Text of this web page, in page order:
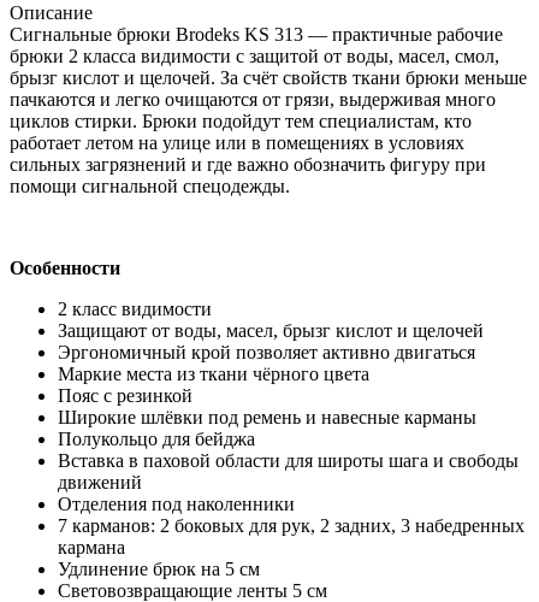
Описание
Сигнальные брюки Brodeks KS 313 — практичные рабочие
брюки 2 класса видимости с защитой от воды, масел, смол,
брызг кислот и щелочей. За счёт свойств ткани брюки меньше
пачкаются и легко очищаются от грязи, выдерживая много
циклов стирки. Брюки подойдут тем специалистам, кто
работает летом на улице или в помещениях в условиях
сильных загрязнений и где важно обозначить фигуру при
помощи сигнальной спецодежды.
Особенности
2 класс видимости
Защищают от воды, масел, брызг кислот и щелочей
Эргономичный крой позволяет активно двигаться
Маркие места из ткани чёрного цвета
Пояс с резинкой
Широкие шлёвки под ремень и навесные карманы
Полукольцо для бейджа
Вставка в паховой области для широты шага и свободы
движений
Отделения под наколенники
7 карманов: 2 боковых для рук, 2 задних, 3 набедренных
кармана
Удлинение брюк на 5 см
Световозвращающие ленты 5 см